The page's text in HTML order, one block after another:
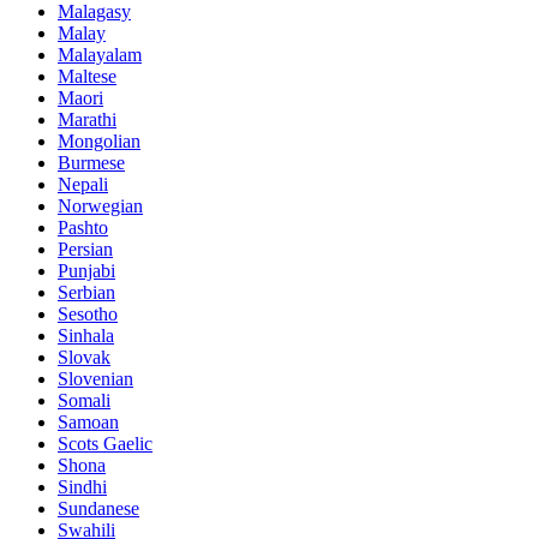
Malagasy
Malay
Malayalam
Maltese
Maori
Marathi
Mongolian
Burmese
Nepali
Norwegian
Pashto
Persian
Punjabi
Serbian
Sesotho
Sinhala
Slovak
Slovenian
Somali
Samoan
Scots Gaelic
Shona
Sindhi
Sundanese
Swahili